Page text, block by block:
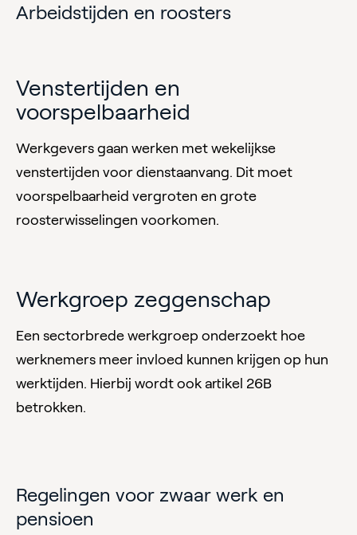
Arbeidstijden en roosters
Venstertijden en
voorspelbaarheid
Werkgevers gaan werken met wekelijkse
venstertijden voor dienstaanvang. Dit moet
voorspelbaarheid vergroten en grote
roosterwisselingen voorkomen.
Werkgroep zeggenschap
Een sectorbrede werkgroep onderzoekt hoe
werknemers meer invloed kunnen krijgen op hun
werktijden. Hierbij wordt ook artikel 26B
betrokken.
Regelingen voor zwaar werk en
pensioen